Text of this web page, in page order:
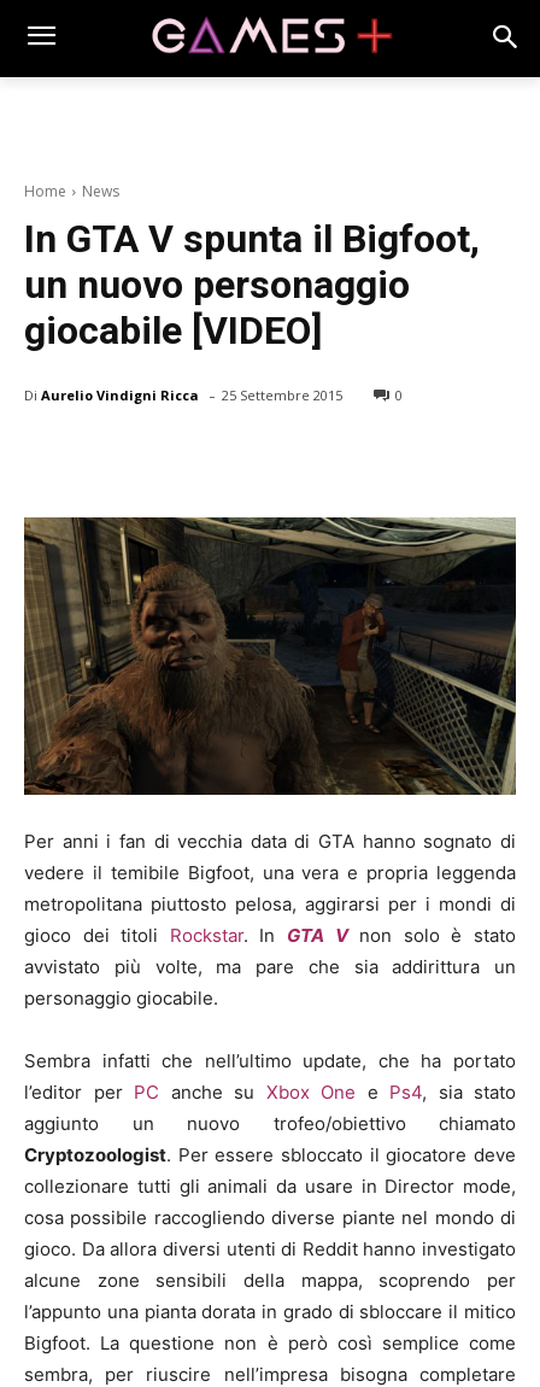
Home News
In GTA V spunta il Bigfoot,
un nuovo personaggio
giocabile [VIDEO]
Di Aurelio Vindigni Ricca - 25 Settembre 2015 0
Per anni i fan di vecchia data di GTA hanno sognato di
vedere il temibile Bigfoot, una vera e propria leggenda
metropolitana piuttosto pelosa, aggirarsi per i mondi di
gioco dei titoli Rockstar. In GTA Vnon solo è stato
avvistato più volte, ma pare che sia addirittura un
personaggio giocabile.
Sembra infatti che nell’ultimo update, che ha portato
l’editor per PC anche su Xbox One e Ps4, sia stato
aggiunto un nuovo trofeo/obiettivo chiamato
Cryptozoologist. Per essere sbloccato il giocatore deve
collezionare tutti gli animali da usare in Director mode,
cosa possibile raccogliendo diverse piante nel mondo di
gioco. Da allora diversi utenti di Reddit hanno investigato
alcune zone sensibili della mappa, scoprendo per
l’appunto una pianta dorata in grado di sbloccare il mitico
Bigfoot. La questione non è però così semplice come
sembra, per riuscire nell’impresa bisogna completare